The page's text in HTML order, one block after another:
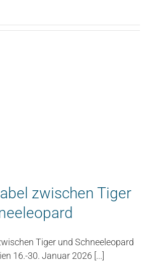
zwischen Tiger
Tiger und Schneeleopard
16.-30. Januar 2026 [...]